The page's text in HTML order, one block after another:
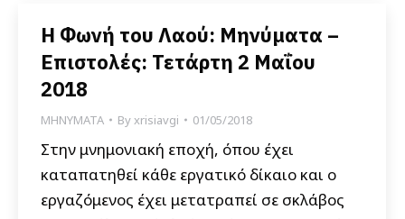
Η Φωνή του Λαού: Μηνύματα –
Επιστολές: Τετάρτη 2 Μαΐου
2018
ΜΗΝΥΜΑΤΑ Byxrisiavgi 01/05/2018
Στην μνημονιακή εποχή, όπου έχει
καταπατηθεί κάθε εργατικό δίκαιο και ο
εργαζόμενος έχει μετατραπεί σε σκλάβος